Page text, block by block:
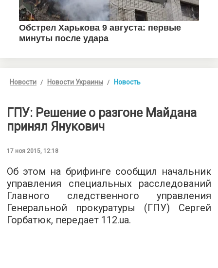
Новости Новости Украины Новость
ГПУ: Решение о разгоне Майдана
принял Янукович
17 ноя 2015, 12:18
Об этом на брифинге сообщил начальник
управления специальных расследований
Главного следственного управления
Генеральной прокуратуры (ГПУ) Сергей
Горбатюк, передает 112.ua.